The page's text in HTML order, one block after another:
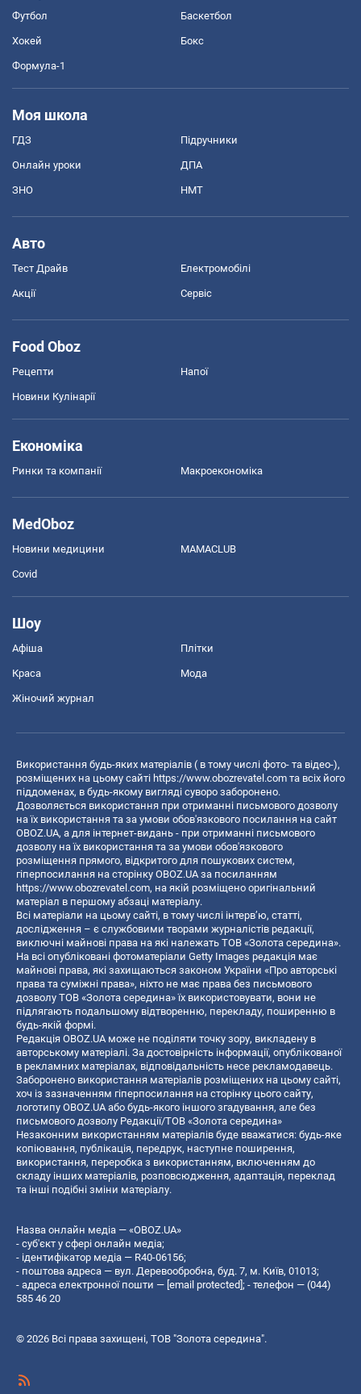
Футбол Баскетбол
Хокей Бокс
Формула-1
Моя школа
ГДЗ Підручники
Онлайн уроки ДПА
ЗНО НМТ
Авто
Тест Драйв Електромобілі
Акції Сервіс
Food Oboz
Рецепти Напої
Новини Кулінарії
Економіка
Ринки та компанії Макроекономіка
MedOboz
Новини медицини MAMACLUB
Covid
Шоу
Афіша Плітки
Краса Мода
Жіночий журнал
Використання будь-яких матеріалів ( в тому числі фото- та відео-),
розміщених на цьому сайті https://www.obozrevatel.com та всіх його
піддоменах, в будь-якому вигляді суворо заборонено.
Дозволяється використання при отриманні письмового дозволу
на їх використання та за умови обов'язкового посилання на сайт
OBOZ.UA, а для інтернет-видань - при отриманні письмового
дозволу на їх використання та за умови обов'язкового
розміщення прямого, відкритого для пошукових систем,
гіперпосилання на сторінку OBOZ.UA за посиланням
https://www.obozrevatel.com, на якій розміщено оригінальний
матеріал в першому абзаці матеріалу.
Всі матеріали на цьому сайті, в тому числі інтерв’ю, статті,
дослідження – є службовими творами журналістів редакції,
виключні майнові права на які належать ТОВ «Золота середина».
На всі опубліковані фотоматеріали Getty Images редакція має
майнові права, які захищаються законом України «Про авторські
права та суміжні права», ніхто не має права без письмового
дозволу ТОВ «Золота середина» їх використовувати, вони не
підлягають подальшому відтворенню, перекладу, поширенню в
будь-якій формі.
Редакція OBOZ.UA може не поділяти точку зору, викладену в
авторському матеріалі. За достовірність інформації, опублікованої
в рекламних матеріалах, відповідальність несе рекламодавець.
Заборонено використання матеріалів розміщених на цьому сайті,
хоч із зазначенням гіперпосилання на сторінку цього сайту,
логотипу OBOZ.UA або будь-якого іншого згадування, але без
письмового дозволу Редакції/ТОВ «Золота середина»
Незаконним використанням матеріалів буде вважатися: будь-яке
копiювання, публiкацiя, передрук, наступне поширення,
використання, переробка з використанням, включенням до
складу інших матеріалів, розповсюдження, адаптація, переклад
та інші подібні зміни матеріалу.
Назва онлайн медіа — «OBOZ.UA»
- суб'єкт у сфері онлайн медіа;
- ідентифікатор медіа — R40-06156;
- поштова адреса — вул. Деревообробна, буд. 7, м. Київ, 01013;
- адреса електронної пошти — [email protected]; - телефон — (044)
585 46 20
© 2026 Всі права захищені, ТОВ "Золота середина".